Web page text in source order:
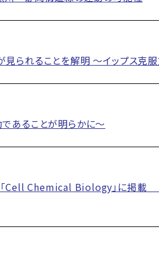
られることを解明 〜イップス克
あることが明らかに～
「Cell Chemical Biology」に掲